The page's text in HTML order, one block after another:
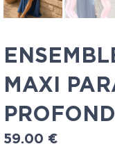
MAXI
PROFOND
59.00 €